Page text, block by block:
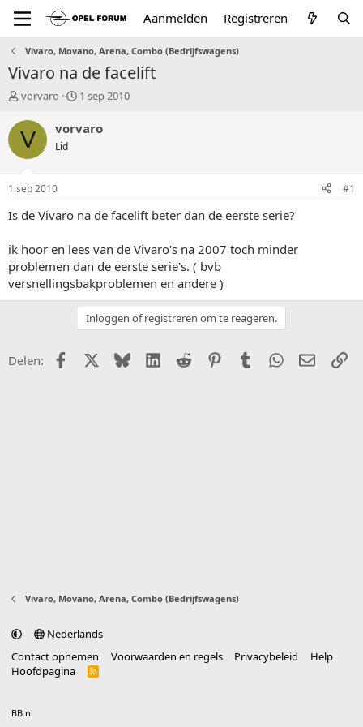
Aanmelden Registreren
Vivaro, Movano, Arena, Combo (Bedrijfswagens)
Vivaro na de facelift
T
p
i
a
r
r
vorvaro
S
a
u
1 sep 2010
V vorvaro
Lid
1 sep 2010 #1
Is de Vivaro na de facelift beter dan de eerste serie?
ik hoor en lees van de Vivaro's na 2007 toch minder
problemen dan de eerste serie's. ( bvb
versnellingsbakproblemen en andere )
Inloggen of registreren om te reageren.
Delen: FacebookX (Twitter)
BlueskyLinkedIn
Reddit PinterestTumblr WhatsApp
E-mail
Vivaro, Movano, Arena, Combo (Bedrijfswagens)
Nederlands
Contact opnemen
Voorwaarden en regels Privacybeleid
Help
Hoofdpagina
R
BB.nl